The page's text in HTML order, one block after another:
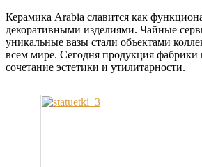
Керамика Arabia славится как
декоративными изделиями. Чайные
уникальные вазы стали объектами
всем мире. Сегодня продукция фабрики
сочетание эстетики и утилитарности.